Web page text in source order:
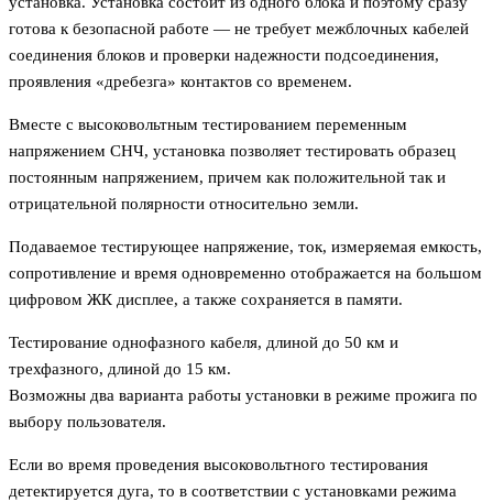
готова к безопасной работе — не требует межблочных кабелей
соединения блоков и проверки надежности подсоединения,
проявления «дребезга» контактов со временем.
Вместе с высоковольтным тестированием переменным
напряжением СНЧ, установка позволяет тестировать образец
постоянным напряжением, причем как положительной так и
отрицательной полярности относительно земли.
Подаваемое тестирующее напряжение, ток, измеряемая емкость,
сопротивление и время одновременно отображается на большом
цифровом ЖК дисплее, а также сохраняется в памяти.
Тестирование однофазного кабеля, длиной до 50 км и
трехфазного, длиной до 15 км.
Возможны два варианта работы установки в режиме прожига по
выбору пользователя.
Если во время проведения высоковольтного тестирования
детектируется дуга, то в соответствии с установками режима